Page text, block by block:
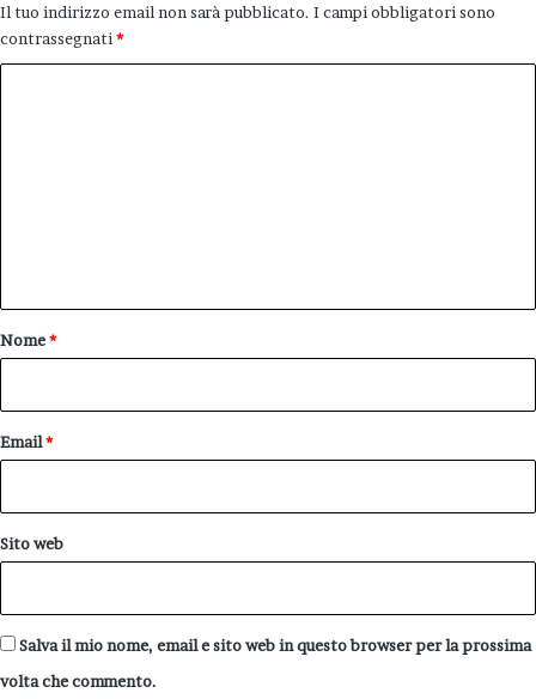
Il tuo indirizzo email non sarà pubblicato. I campi obbligatori sono
contrassegnati *
o
Nome*
Email*
Sito web
Salva il mio nome, email e sito web in questo browser per la prossima
volta che commento.